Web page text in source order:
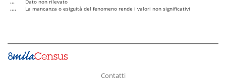
...
Dato non rilevato
....
La mancanza o esiguità del fenomeno rende i valori non significativi
Contatti